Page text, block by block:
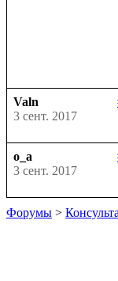
Valn
3 сент. 2017
o_a
3 сент. 2017
Форумы >